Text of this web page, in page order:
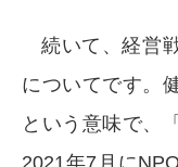
続いて、経営
についてです。
という意味で、
2021年7月に